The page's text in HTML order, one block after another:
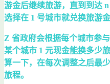
游金后继续旅游，直到到达
选择在 1 号城市就兑换旅游
Z 省政府会根据每个城市参
某个城市 1 元现金能换多少
算一下，在每次调整之后最
旅程。